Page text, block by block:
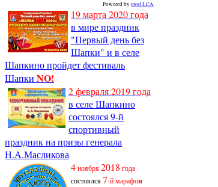
Powered bymod LCA
19 марта 2020 года
в мире праздник
"Первый день без
Шапки" и в селе
Шапкино пройдет фестиваль
Шапки NO!
2 февраля 2019 года
в селе Шапкино
состоялся 9-й
спортивный
праздник на призы генерала
Н.А.Масликова
4ноября2018 года
состоялся7-й марафон